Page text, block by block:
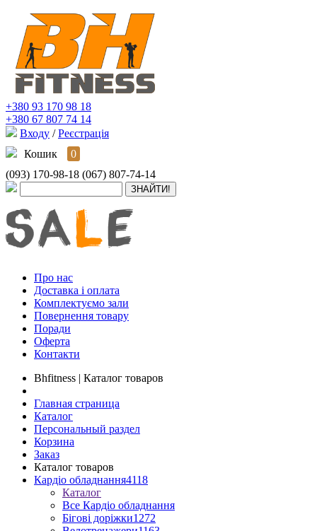
+380 93 170 98 18
+380 67 807 74 14
Входу / Реєстрація
Кошик
0
(093) 170-98-18 (067) 807-74-14
Про нас
Доставка і оплата
Комплектуємо зали
Повернення товару
Поради
Оферта
Контакти
Bhfitness | Каталог товаров
Главная страница
Каталог
Персональный раздел
Корзина
Заказ
Каталог товаров
Кардіо обладнання4118
Каталог
Все Кардіо обладнання
Бігові доріжки1272